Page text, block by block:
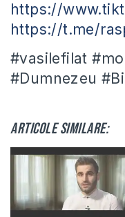
https://
https://t.me/
#vasilefilat
#Dumnezeu
Articole similare: